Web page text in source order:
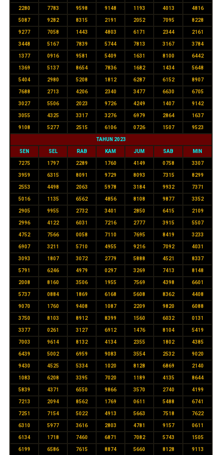
2280 7783 9598 9148 1193 4013 4816
5087 9282 8315 2191 2052 7095 8228
9277 7058 1443 4803 6171 2344 2161
3448 5167 7839 5744 7813 3167 3784
1377 0916 9581 5409 1631 8100 6442
1369 5137 8654 7836 1682 1434 5648
5404 2980 5208 1812 6287 6152 8907
7688 2713 4206 2340 3477 6630 6705
3027 5506 2023 9726 4249 1407 9142
3055 4325 3317 3276 6979 2864 1637
9108 5277 2515 6106 0726 1507 9523
TAHUN 2023
SEN SEL RAB KAM JUM SAB MIN
7275 1797 2289 1760 4149 0758 3307
3959 6315 8091 9729 8093 7315 8299
2553 4498 2063 5978 3184 9932 7371
5016 1135 6562 4856 8108 9877 3352
2905 9955 2732 3401 2850 6415 2109
2996 4122 6031 7216 2777 3915 5507
4752 7566 0058 7110 7695 8419 3233
6907 3211 5710 4955 9216 7092 4031
3093 1807 3072 2779 5888 4521 8337
5791 6246 4979 0297 3269 7413 8148
2008 8160 3506 1955 7569 4398 6601
5737 0884 1869 6168 5608 8362 4408
9070 1760 9408 1087 2209 9820 6088
3750 8103 8912 8399 1560 6032 0131
3377 0261 3127 6912 1476 8104 5419
7003 9614 8132 4134 2355 1802 4385
6439 5002 6959 9083 3554 2532 9020
9430 4525 5334 1020 8128 6869 2140
1083 6208 3395 7020 1189 4135 8644
5839 4371 6550 9866 3570 2740 4199
7213 2094 8562 1769 0611 5488 6741
7251 7154 5022 4913 5663 7518 7622
6310 5977 3616 2803 4781 9157 0611
6134 1718 7460 6871 7082 5743 1505
6199 6586 7615 8874 5660 8128 9113